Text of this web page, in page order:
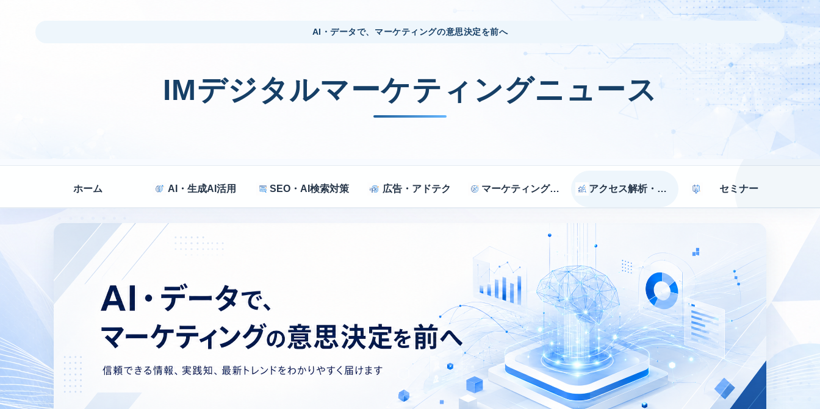
AI・データで、マーケティングの意思決定を前へ
IMデジタルマーケティングニュース
ホーム AI・生成AI活用 SEO・AI検索対策 広告・アドテク マーケティング戦略 アクセス解析・効果測定 セミナー